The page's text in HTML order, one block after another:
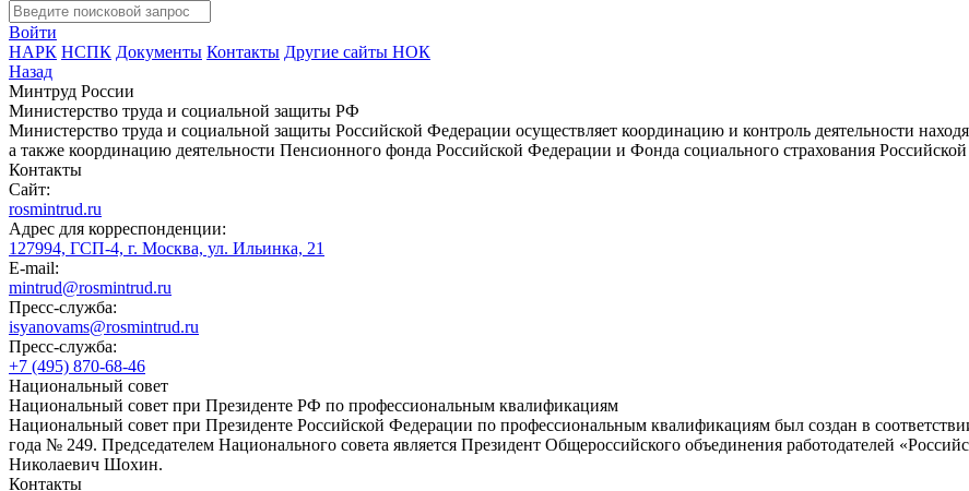
Войти
НАРК НСПК Документы Контакты Другие сайты НОК
Назад
Минтруд России
Министерство труда и социальной защиты РФ
Министерство труда и социальной защиты Российской Федерации осуществляет координацию и контроль деятельности
а также координацию деятельности Пенсионного фонда Российской Федерации и Фонда социального страхования
Контакты
Сайт:
rosmintrud.ru
Адрес для корреспонденции:
127994, ГСП-4, г. Москва, ул. Ильинка, 21
E-mail:
mintrud@rosmintrud.ru
Пресс-служба:
isyanovams@rosmintrud.ru
Пресс-служба:
+7 (495) 870-68-46
Национальный совет
Национальный совет при Президенте РФ по профессиональным квалификациям
Национальный совет при Президенте Российской Федерации по профессиональным квалификациям был создан в
года № 249. Председателем Национального совета является Президент Общероссийского объединения работодателей
Николаевич Шохин.
Контакты